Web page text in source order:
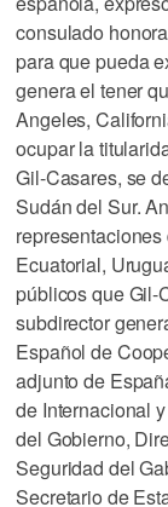
consulado
para que pueda
genera el tener
Angeles,
ocupar la
Gil-Casares, se
Sudán del Sur.
Ecuatorial,
públicos que Gil-
subdirector
Español de
adjunto de
de Internacional
del Gobierno,
Seguridad del
Secretario de